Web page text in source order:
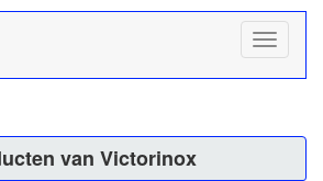
van Victorinox